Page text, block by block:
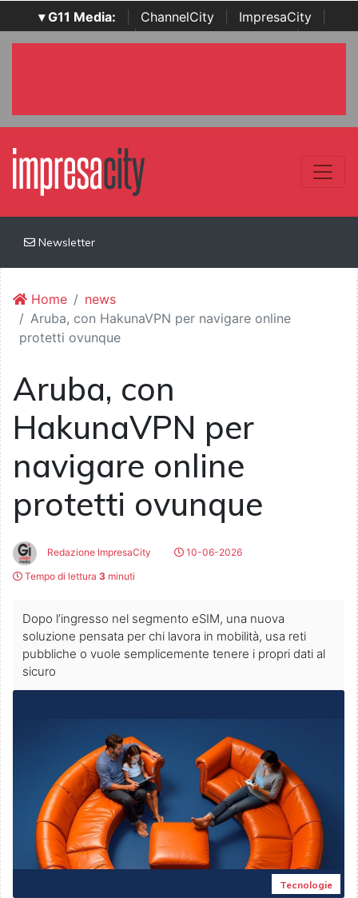
▾ G11 Media: ChannelCity ImpresaCity
SecurityOpenLab | Italian Channel Awards | Italian
Newsletter
Home
news
Aruba, con HakunaVPN per navigare online
protetti ovunque
Aruba, con
HakunaVPN per
navigare online
protetti ovunque
Redazione ImpresaCity
10-06-2026
Tempo di lettura 3 minuti
Dopo l’ingresso nel segmento eSIM, una nuova
soluzione pensata per chi lavora in mobilità, usa reti
pubbliche o vuole semplicemente tenere i propri dati al
sicuro
Tecnologie